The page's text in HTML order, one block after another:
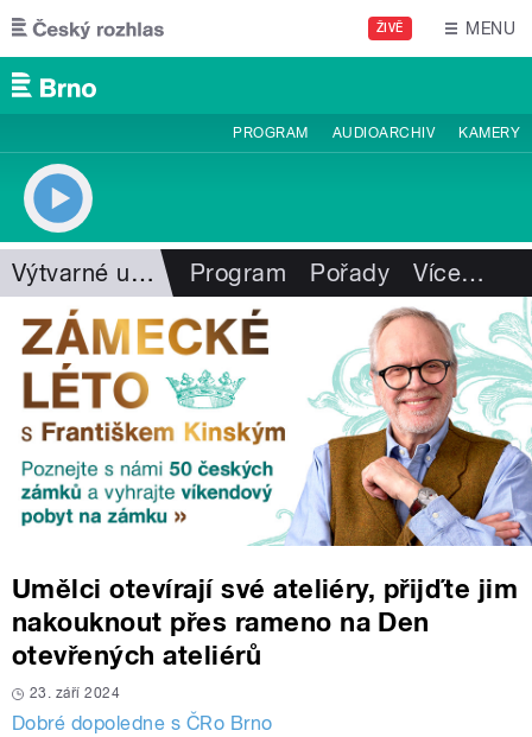
Přejít k hlavnímu obsahu
ŽIVĚ MENU
PROGRAM AUDIOARCHIV KAMERY
Výtvarné umění Program Pořady Více…
Umělci otevírají své ateliéry, přijďte jim
nakouknout přes rameno na Den
otevřených ateliérů
23. září 2024
Dobré dopoledne s ČRo Brno